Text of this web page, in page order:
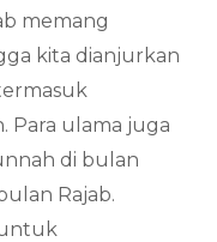
memang
kita dianjurkan
Para ulama juga
di bulan
Rajab.